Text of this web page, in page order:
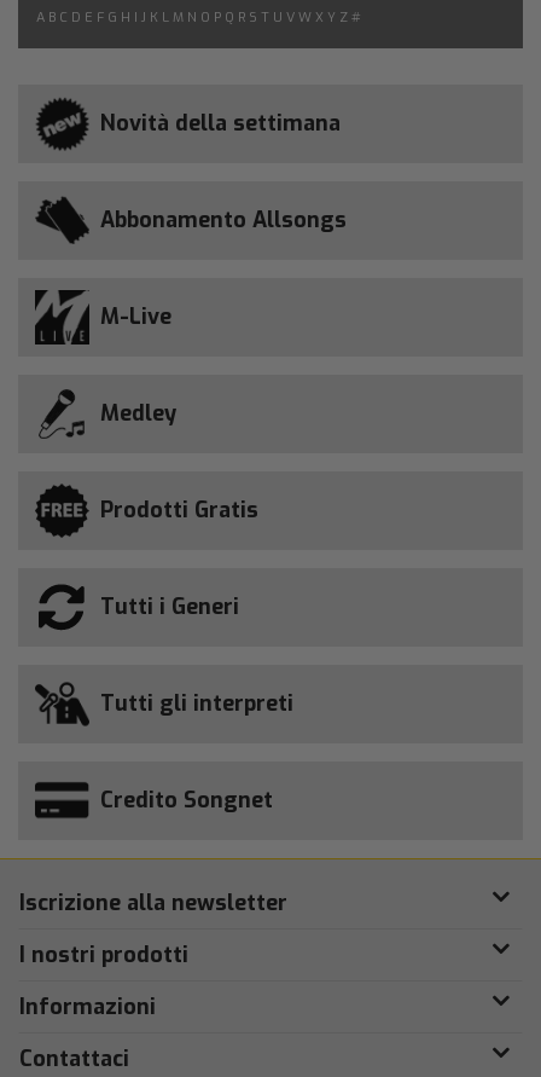
A B C D E F G H I J K L M N O P Q R S T U V W X Y Z #
Novità della settimana
Abbonamento Allsongs
M-Live
Medley
Prodotti Gratis
Tutti i Generi
Tutti gli interpreti
Credito Songnet
Iscrizione alla newsletter
I nostri prodotti
Informazioni
Contattaci